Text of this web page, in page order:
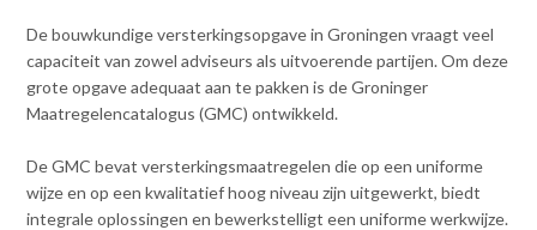
t
e
n
t
De bouwkundige versterkingsopgave in Groningen vraagt veel
capaciteit van zowel adviseurs als uitvoerende partijen. Om deze
grote opgave adequaat aan te pakken is de Groninger
Maatregelencatalogus (GMC) ontwikkeld.
De GMC bevat versterkingsmaatregelen die op een uniforme
wijze en op een kwalitatief hoog niveau zijn uitgewerkt, biedt
integrale oplossingen en bewerkstelligt een uniforme werkwijze.
Inloggen mijn NVBK
Contact